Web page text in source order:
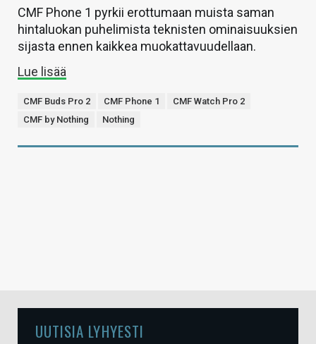
CMF Phone 1 pyrkii erottumaan muista saman
hintaluokan puhelimista teknisten ominaisuuksien
sijasta ennen kaikkea muokattavuudellaan.
Lue lisää
CMF Buds Pro 2 CMF Phone 1
CMF Watch Pro 2
CMF by Nothing
Nothing
UUTISIA LYHYESTI